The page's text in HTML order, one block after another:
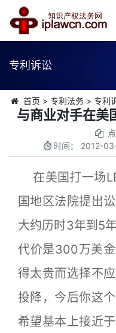
专利诉讼
首页 > 专利法务> 专利
与商业对手在美
时间： 2012-
在美国打一场
国地区法院提出
大约历时3年到5
代价是300万美
得太贵而选择不
投降，今后你这
希望基本上接近